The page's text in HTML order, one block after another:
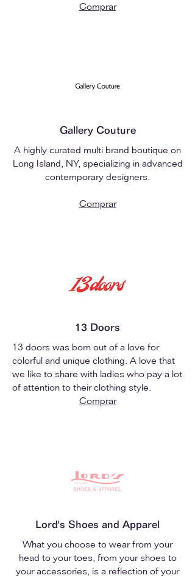
Comprar
Gallery Couture
A highly curated multi brand boutique on
Long Island, NY, specializing in advanced
contemporary designers.
Comprar
13 Doors
13 doors was born out of a love for
colorful and unique clothing. A love that
we like to share with ladies who pay a lot
of attention to their clothing style.
Comprar
Lord's Shoes and Apparel
What you choose to wear from your
head to your toes, from your shoes to
your accessories, is a reflection of your